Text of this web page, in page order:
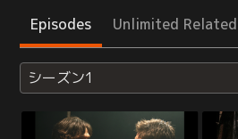
Episodes Unlimited
シーズン1